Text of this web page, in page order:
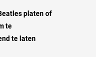
platen of
te
te laten